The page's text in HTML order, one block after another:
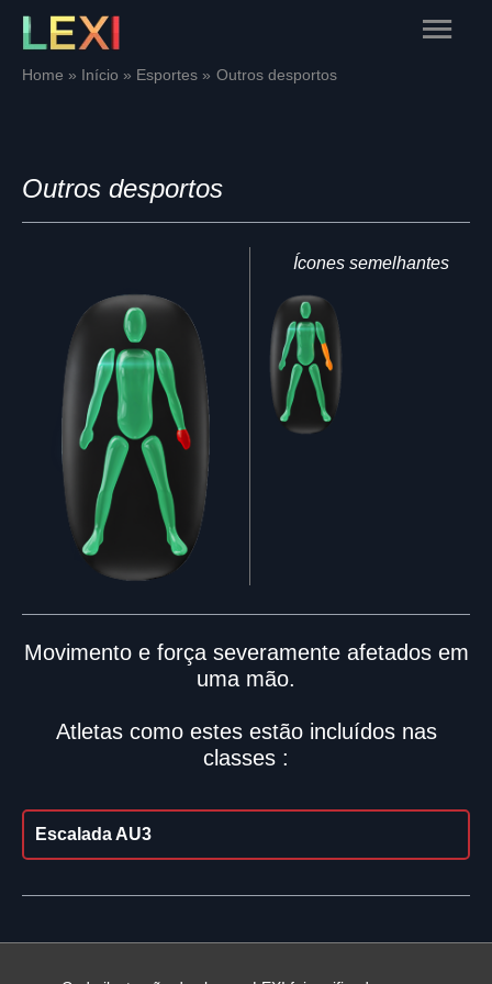
Skip
content
Main
Home Início Esportes Outros desportos
Outros desportos
Ícones semelhantes
Movimento e força severamente afetados em
uma mão.
Atletas como estes estão incluídos nas
classes :
Escalada AU3